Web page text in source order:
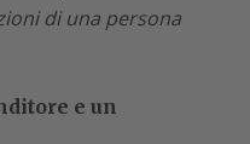
di una persona
e un